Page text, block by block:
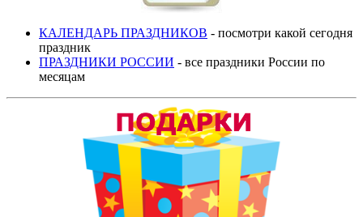
КАЛЕНДАРЬ ПРАЗДНИКОВ - посмотри какой сегодня
праздник
ПРАЗДНИКИ РОССИИ - все праздники России по
месяцам